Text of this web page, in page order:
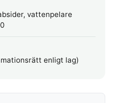
vattenpelare
enligt lag)